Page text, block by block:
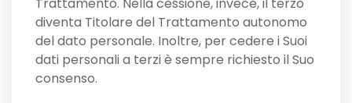
Trattamento. Nella cessione, invece, il terzo
diventa Titolare del Trattamento autonomo
del dato personale. Inoltre, per cedere i Suoi
dati personali a terzi è sempre richiesto il Suo
consenso.